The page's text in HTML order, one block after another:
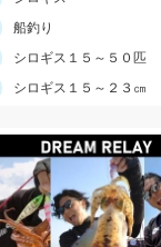
船釣り
シロギス１５～５０匹
シロギス１５～２３㎝